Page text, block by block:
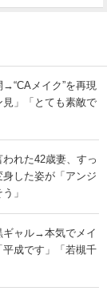
メイク”を再現
」「とても素敵で
われた42歳妻、すっ
した姿が「アンジ
」
ギャル→本気でメイ
成です」「若槻千